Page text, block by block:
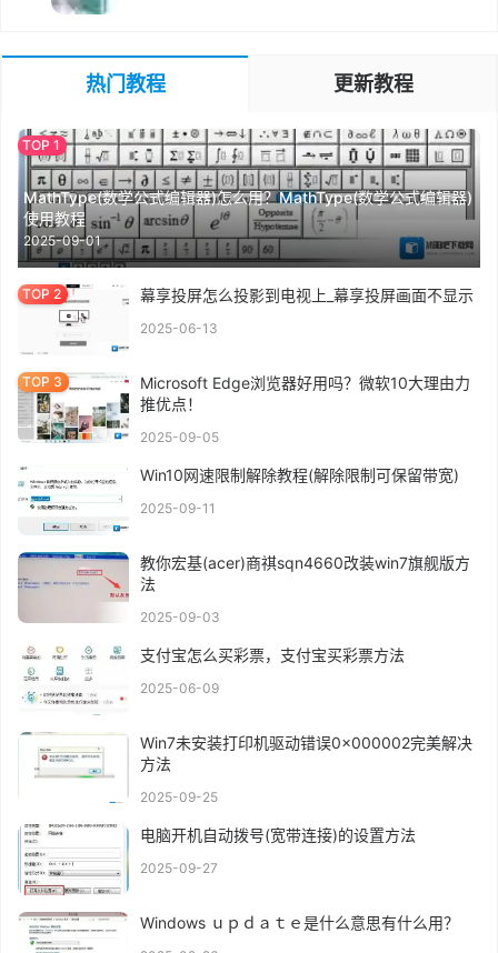
热门教程 更新教程
MathType(数学公式编辑器)怎么用？MathType(数学公式编辑器)
使用教程
2025-09-01
幕享投屏怎么投影到电视上_幕享投屏画面不显示
2025-06-13
Microsoft Edge浏览器好用吗？微软10大理由力
推优点！
2025-09-05
Win10网速限制解除教程(解除限制可保留带宽)
2025-09-11
教你宏基(acer)商祺sqn4660改装win7旗舰版方
法
2025-09-03
支付宝怎么买彩票，支付宝买彩票方法
2025-06-09
Win7未安装打印机驱动错误0x000002完美解决
方法
2025-09-25
电脑开机自动拨号(宽带连接)的设置方法
2025-09-27
Windows ｕｐｄａｔｅ是什么意思有什么用？